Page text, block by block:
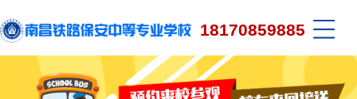
18170859885